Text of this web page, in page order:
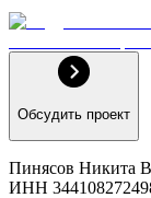
Обсудить проект
Пинясов Никита
ИНН